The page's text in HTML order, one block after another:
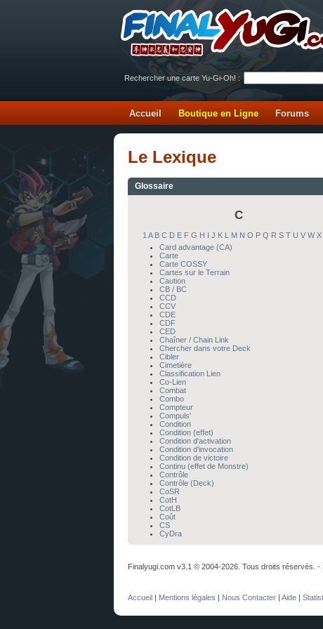
Rechercher une carte Yu-Gi-Oh! :
Accueil Boutique en Ligne Forums
Le Lexique
Glossaire
C
1 A B C D E F G H J K M N O P Q R S T U V W X
Card advantage (CA)
Carte
Carte COSSY
Cartes sur le Terrain
Caution
CB / BC
CCD
CCV
CDE
CDF
CED
Chaîner / Chain Link
Chercher dans votre Deck
Cibler
Cimetière
Classification Lien
Co-Lien
Combat
Combo
Compteur
Compuls'
Condition
Condition (effet)
Condition d'activation
Condition d'invocation
Condition de victoire
Continu (effet de Monstre)
Contrôle
Contrôle (Deck)
CoSR
CotH
CotLB
Coût
CS
CyDra
Finalyugi.com v3.1 © 2004-2026. Tous droits réservés. -
Accueil Mentions légales Nous Contacter Aide